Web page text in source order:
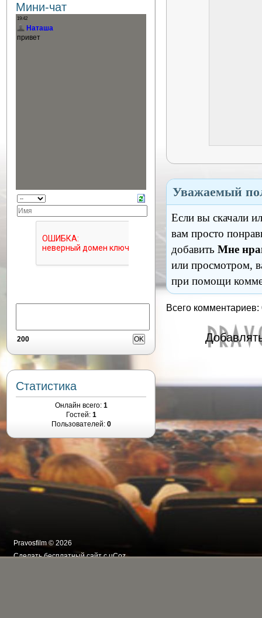
Уважаемый
Если вы скачали
вам просто
добавить Мне
или просмотром,
при помощи
Всего комментариев:
Мини-чат
200
Статистика
Онлайн всего: 1
Гостей: 1
Пользователей: 0
Pravosfilm © 2026
Сделатьбесплатный сайтсuCoz